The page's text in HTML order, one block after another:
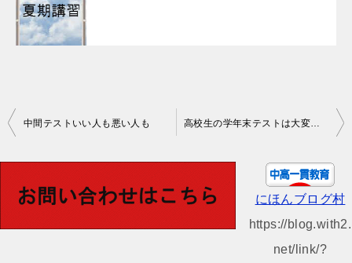
投
ビ
中間テストいい人も悪い人も 高校生の学年末テストは大変かも
にほんブログ村
https://blog.with2.
net/link/?